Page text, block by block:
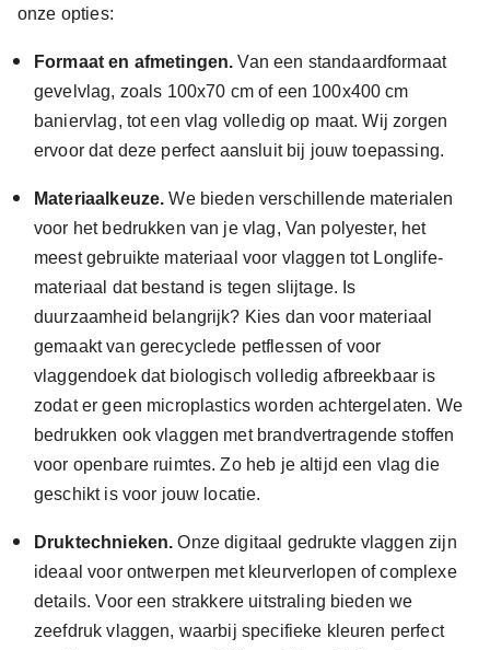
onze opties:
Formaat en afmetingen.Van een standaardformaat
gevelvlag, zoals 100x70 cm of een 100x400 cm
baniervlag, tot een vlag volledig op maat. Wij zorgen
ervoor dat deze perfect aansluit bij jouw toepassing.
Materiaalkeuze.We bieden verschillende materialen
voor het bedrukken van je vlag, Van polyester, het
meest gebruikte materiaal voor vlaggen tot Longlife-
materiaal dat bestand is tegen slijtage. Is
duurzaamheid belangrijk? Kies dan voor materiaal
gemaakt van gerecyclede petflessen of voor
vlaggendoek dat biologisch volledig afbreekbaar is
zodat er geen microplastics worden achtergelaten. We
bedrukken ook vlaggen met brandvertragende stoffen
voor openbare ruimtes. Zo heb je altijd een vlag die
geschikt is voor jouw locatie.
Druktechnieken. Onze digitaal gedrukte vlaggen zijn
ideaal voor ontwerpen met kleurverlopen of complexe
details. Voor een strakkere uitstraling bieden we
zeefdruk vlaggen, waarbij specifieke kleuren perfect